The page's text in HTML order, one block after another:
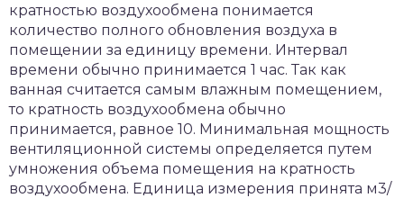
кратностью воздухообмена понимается
количество полного обновления воздуха в
помещении за единицу времени. Интервал
времени обычно принимается 1 час. Так как
ванная считается самым влажным помещением,
то кратность воздухообмена обычно
принимается, равное 10. Минимальная мощность
вентиляционной системы определяется путем
умножения объема помещения на кратность
воздухообмена. Единица измерения принята м3/